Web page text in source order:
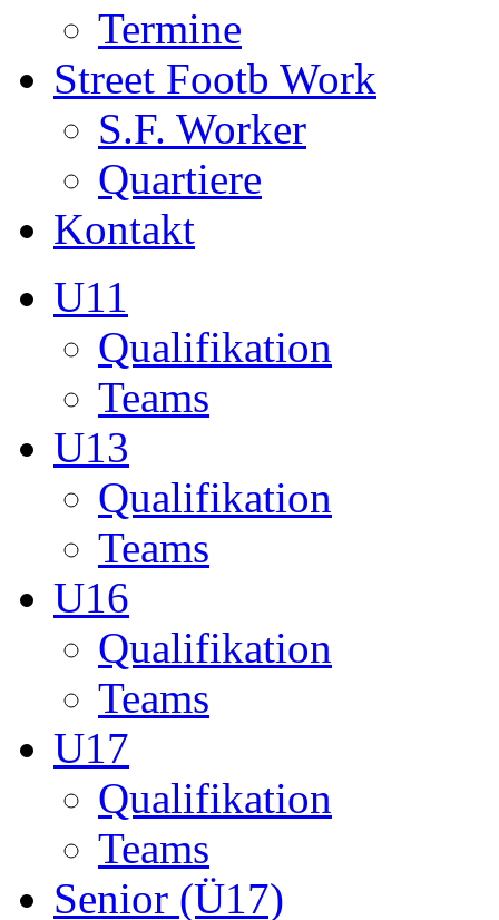
U11
Qualifikation
Teams
U13
Qualifikation
Teams
U16
Qualifikation
Teams
U17
Qualifikation
Teams
Senior (Ü17)
Qualifikation
Teams
Ladies
Qualifikation u12
Qualifikation ü14